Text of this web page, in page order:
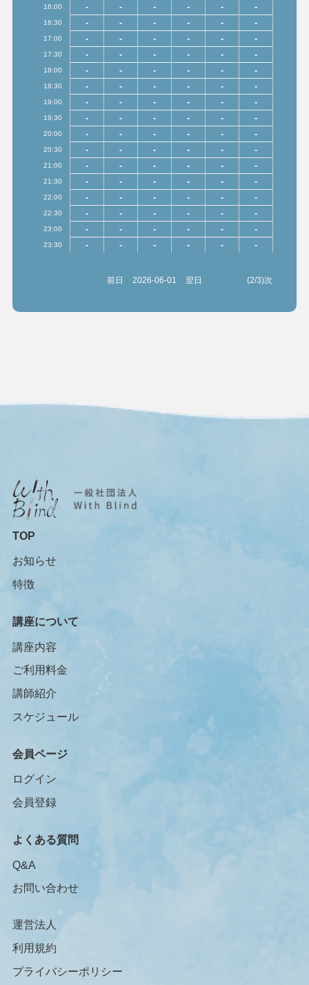
16:00 - - - - - -
16:30 - - - - - -
17:00 - - - - - -
17:30 - - - - - -
18:00 - - - - - -
18:30 - - - - - -
19:00 - - - - - -
19:30 - - - - - -
20:00 - - - - - -
20:30 - - - - - -
21:00 - - - - - -
21:30 - - - - - -
22:00 - - - - - -
22:30 - - - - - -
23:00 - - - - - -
23:30 - - - - - -
前日 2026-06-01 翌日 (2/3)次
TOP
お知らせ
特徴
講座について
講座内容
ご利用料金
講師紹介
スケジュール
会員ページ
ログイン
会員登録
よくある質問
Q&A
お問い合わせ
運営法人
利用規約
プライバシーポリシー